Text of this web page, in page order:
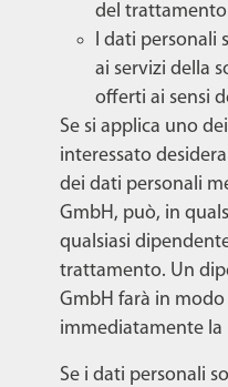
del
I dati personali
ai servizi della
offerti ai sensi
Se si applica uno
interessato
dei dati personali
GmbH, può, in
qualsiasi
trattamento. Un
GmbH farà in
immediatamente la
Se i dati personali